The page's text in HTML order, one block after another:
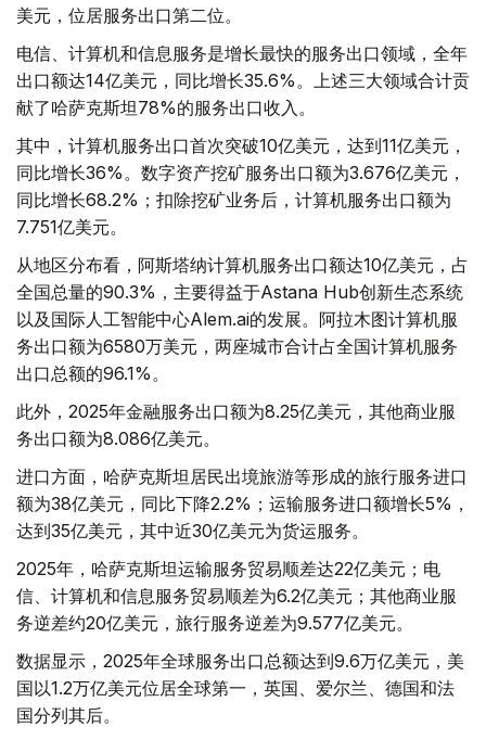
美元，位居服务出口第二位。
电信、计算机和信息服务是增长最快的服务出口领域，全年
出口额达14亿美元，同比增长35.6%。上述三大领域合计贡
献了哈萨克斯坦78%的服务出口收入。
其中，计算机服务出口首次突破10亿美元，达到11亿美元，
同比增长36%。数字资产挖矿服务出口额为3.676亿美元，
同比增长68.2%；扣除挖矿业务后，计算机服务出口额为
7.751亿美元。
从地区分布看，阿斯塔纳计算机服务出口额达10亿美元，占
全国总量的90.3%，主要得益于Astana Hub创新生态系统
以及国际人工智能中心Alem.ai的发展。阿拉木图计算机服
务出口额为6580万美元，两座城市合计占全国计算机服务
出口总额的96.1%。
此外，2025年金融服务出口额为8.25亿美元，其他商业服
务出口额为8.086亿美元。
进口方面，哈萨克斯坦居民出境旅游等形成的旅行服务进口
额为38亿美元，同比下降2.2%；运输服务进口额增长5%，
达到35亿美元，其中近30亿美元为货运服务。
2025年，哈萨克斯坦运输服务贸易顺差达22亿美元；电
信、计算机和信息服务贸易顺差为6.2亿美元；其他商业服
务逆差约20亿美元，旅行服务逆差为9.577亿美元。
数据显示，2025年全球服务出口总额达到9.6万亿美元，美
国以1.2万亿美元位居全球第一，英国、爱尔兰、德国和法
国分列其后。